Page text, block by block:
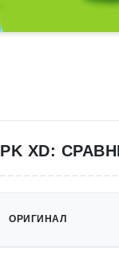
PK XD:
ОРИГИНАЛ